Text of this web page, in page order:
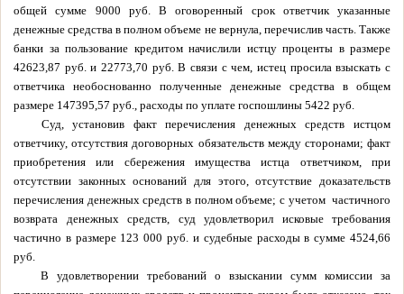
общей сумме 9000 руб. В оговоренный срок ответчик указанные
денежные средства в полном объеме не вернула, перечислив часть. Также
банки за пользование кредитом начислили истцу проценты в размере
42623,87 руб. и 22773,70 руб. В связи с чем, истец просила взыскать с
ответчика необоснованно полученные денежные средства в общем
размере 147395,57 руб., расходы по уплате госпошлины 5422 руб.
Суд, установив факт перечисления денежных средств истцом
ответчику, отсутствия договорных обязательств между сторонами; факт
приобретения или сбережения имущества истца ответчиком, при
отсутствии законных оснований для этого, отсутствие доказательств
перечисления денежных средств в полном объеме; с учетом частичного
возврата денежных средств, суд удовлетворил исковые требования
частично в размере 123 000 руб. и судебные расходы в сумме 4524,66
руб.
В удовлетворении требований о взыскании сумм комиссии за